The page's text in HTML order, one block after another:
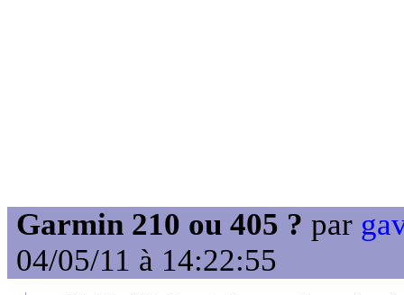
Garmin 210 ou 405 ? par
04/05/11 à 14:22:55